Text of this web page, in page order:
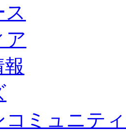
安田Ｊ3リーグ 2026/27シーズン「
ナー
ミュニティ
プ
ア（実店舗）
ア
て
ス
ア
コミュニティ